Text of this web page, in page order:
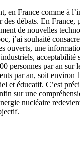
en France comme à
débats. En
de nouvelles
j’ai souhaité
ouverts, une
personnes par an
par an, soit
et éducatif. C’est
sur une
nucléaire